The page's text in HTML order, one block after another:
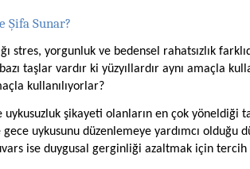
Şifa Sunar?
stres, yorgunluk ve bedensel rahatsızlık
taşlar vardır ki yüzyıllardır aynı amaçla
kullanılıyorlar?
uykusuzluk şikayeti olanların en çok
gece uykusunu düzenlemeye yardımcı olduğu
ise duygusal gerginliği azaltmak için tercih